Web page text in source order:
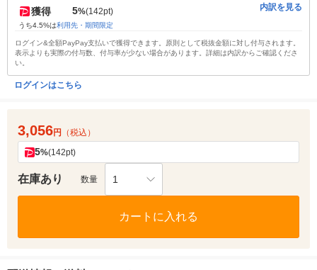
獲得 5%(142pt)
うち4.5%は利用先・期間限定
内訳を見る
ログイン&全額PayPay支払いで獲得できます。原則として税抜金額に対し付与されます。
表示よりも実際の付与数、付与率が少ない場合があります。詳細は内訳からご確認くださ
い。
ログインはこちら
3,056円 （税込）
5%(142pt)
在庫あり 数量 1
カートに入れる